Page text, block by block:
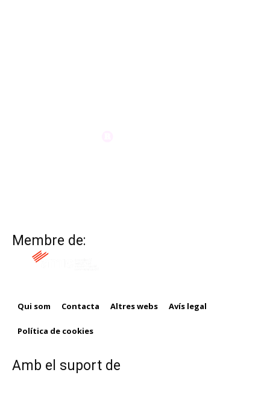
Membre de:
Qui som Contacta Altres webs Avís legal
Política de cookies
Amb el suport de